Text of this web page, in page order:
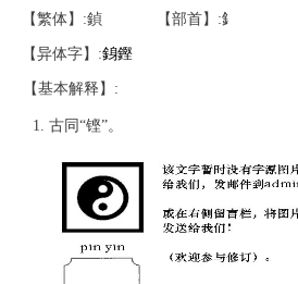
【繁体】:鍞 【部首】:釒
【异体字】:銵鏗
【基本解释】:
古同“铿”。